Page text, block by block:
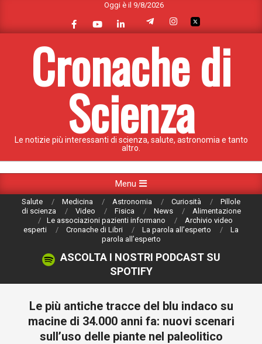
content
Oggi è il 9/8/2026
Cronache di
Scienza
Le notizie più interessanti di scienza, salute, astronomia e tanto
altro.
Navigation
Menu
Salute Medicina Astronomia Curiosità
Pillole
di scienza
Video Fisica News
Alimentazione
Le associazioni pazienti informano
Archivio video
esperti
Cronache di Libri La parola all’esperto
La
parola all’esperto
ASCOLTA I NOSTRI PODCAST SU
SPOTIFY
Le più antiche tracce del blu indaco su
macine di 34.000 anni fa: nuovi scenari
sull’uso delle piante nel paleolitico